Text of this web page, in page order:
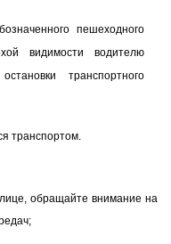
пешеходного
видимости водителю
транспортного
транспортом.
обращайте внимание на